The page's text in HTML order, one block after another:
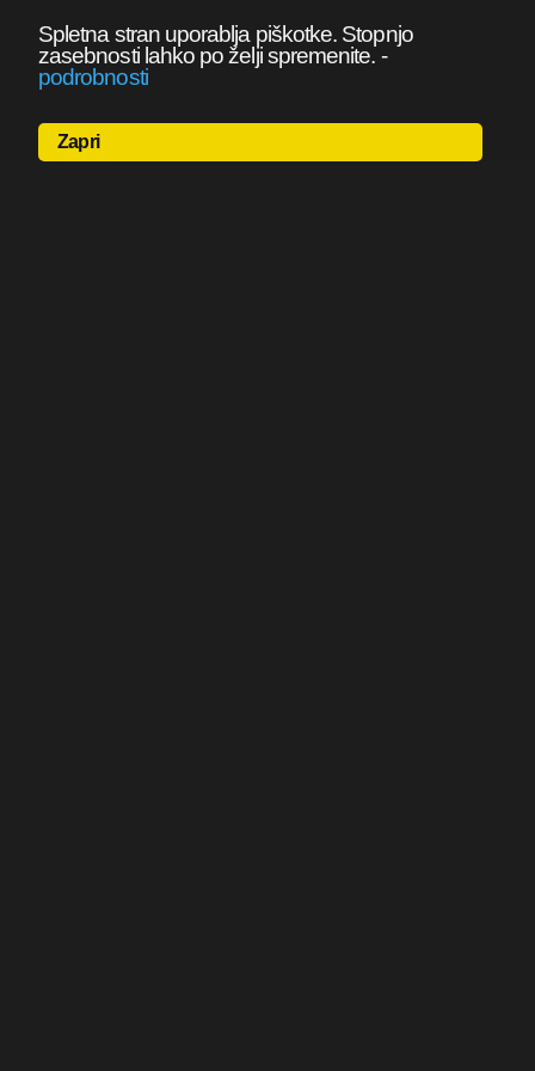
Spletna stran uporablja piškotke. Stopnjo
zasebnosti lahko po želji spremenite. -
podrobnosti
Zapri